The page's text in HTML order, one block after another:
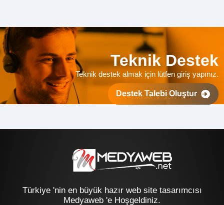
Teknik Destek
Teknik destek almak için lütfen giriş yapınız.
Destek Talebi Oluştur
Türkiye 'nin en büyük hazır web site tasarımcısı
Medyaweb 'e Hoşgeldiniz.